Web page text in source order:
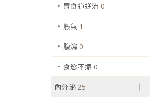
胃食道逆流 0
脹氣 1
腹瀉 0
食慾不振 0
內分泌 25